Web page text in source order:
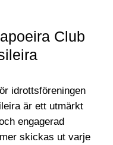
Club
idrottsföreningen
är ett utmärkt
engagerad
skickas ut varje